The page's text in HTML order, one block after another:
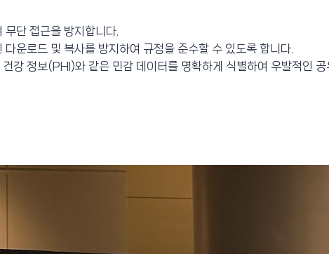
단 접근을 방지합니다.
운로드 및 복사를 방지하여 규정을 준수할 수 있도록 합니다.
강 정보(PHI)와 같은 민감 데이터를 명확하게 식별하여 우발적인 공